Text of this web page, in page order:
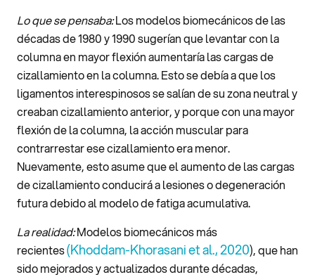
Lo que se pensaba:Los modelos biomecánicos de las
décadas de 1980 y 1990 sugerían que levantar con la
columna en mayor flexión aumentaría las cargas de
cizallamiento en la columna. Esto se debía a que los
ligamentos interespinosos se salían de su zona neutral y
creaban cizallamiento anterior, y porque con una mayor
flexión de la columna, la acción muscular para
contrarrestar ese cizallamiento era menor.
Nuevamente, esto asume que el aumento de las cargas
de cizallamiento conducirá a lesiones o degeneración
futura debido al modelo de fatiga acumulativa.
La realidad:Modelos biomecánicos más
recientes(Khoddam-Khorasani et al., 2020), que han
sido mejorados y actualizados durante décadas,